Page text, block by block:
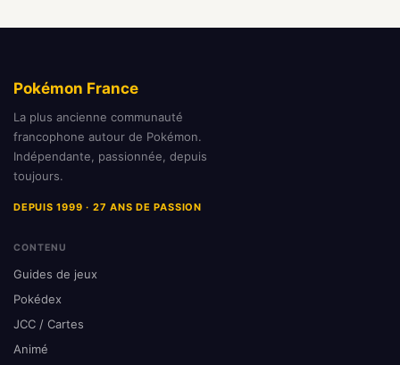
Pokémon France
La plus ancienne communauté
francophone autour de Pokémon.
Indépendante, passionnée, depuis
toujours.
DEPUIS 1999 · 27 ANS DE PASSION
CONTENU
Guides de jeux
Pokédex
JCC / Cartes
Animé